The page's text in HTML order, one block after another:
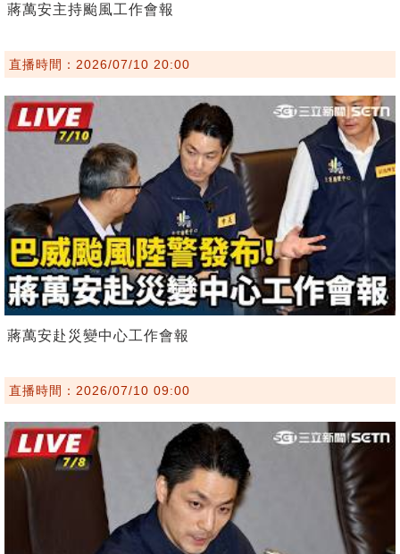
蔣萬安主持颱風工作會報
直播時間：2026/07/10 20:00
蔣萬安赴災變中心工作會報
直播時間：2026/07/10 09:00